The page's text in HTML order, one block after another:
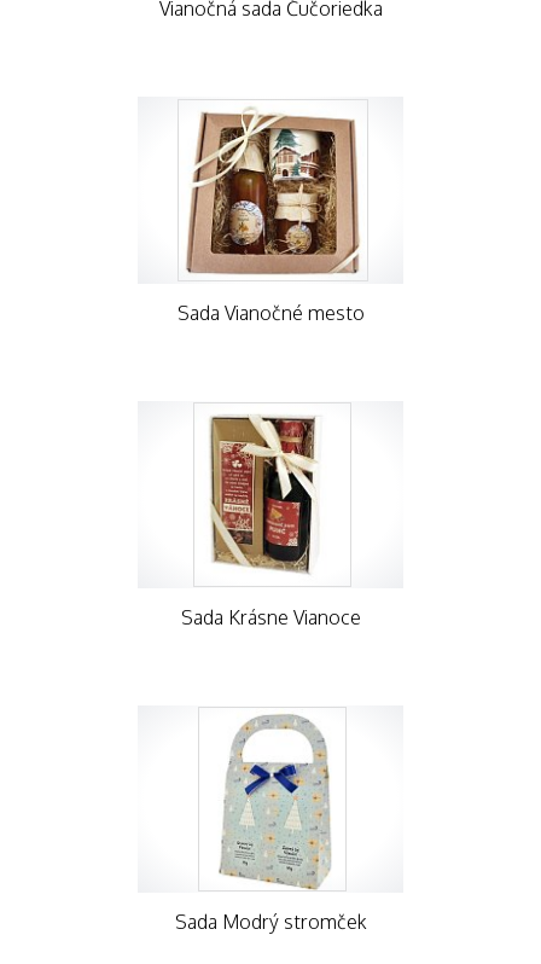
Vianočná sada Čučoriedka
Sada Vianočné mesto
Sada Krásne Vianoce
Sada Modrý stromček